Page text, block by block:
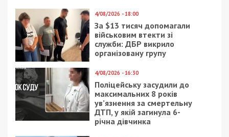
4/08/2026 - 18:00
За $13 тисяч допомагали
військовим втекти зі
служби: ДБР викрило
організовану групу
4/08/2026 - 16:30
Поліцейську засудили до
максимальних 8 років
ув’язнення за смертельну
ДТП, у якій загинула 6-
річна дівчинка